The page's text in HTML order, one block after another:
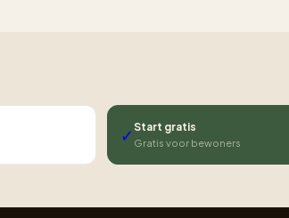
✓Start gratis
Gratis voor bewoners